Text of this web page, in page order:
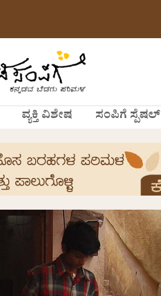
ವ್ಯಕ್ತಿ ವಿಶೇಷ ಸಂಪಿಗೆ ಸ್ಪೆಷಲ್